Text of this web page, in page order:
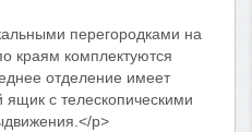
перегородками на
краям комплектуются
отделение имеет
с телескопическими
p>